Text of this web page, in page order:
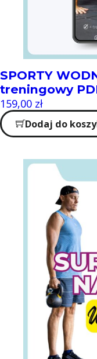
SPORTY
treningowy
159,00 zł
Dodaj do